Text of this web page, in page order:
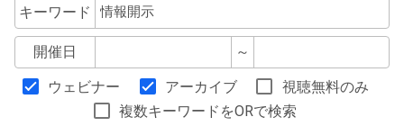
キーワード
開催日 ～
ウェビナー アーカイブ
視聴無料のみ
複数キーワードをORで検索